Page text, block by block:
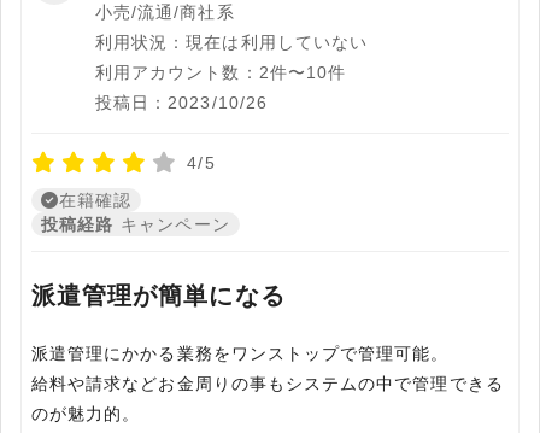
小売/流通/商社系
利用状況：現在は利用していない
利用アカウント数：2件〜10件
投稿日：2023/10/26
4/5
在籍確認
投稿経路 キャンペーン
派遣管理が簡単になる
派遣管理にかかる業務をワンストップで管理可能。
給料や請求などお金周りの事もシステムの中で管理できる
のが魅力的。